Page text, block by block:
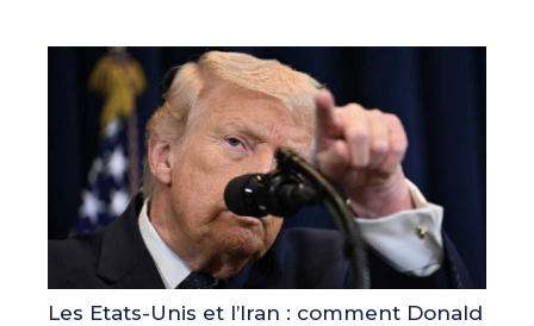
Les Etats-Unis et l’Iran : comment Donald